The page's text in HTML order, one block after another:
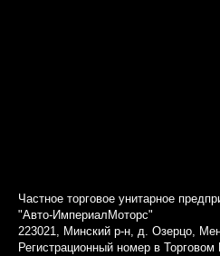
Частное торговое унитарное
"Авто-ИмпериалМоторс"
223021, Минский р-н, д. Озерцо,
Регистрационный номер в Торговом